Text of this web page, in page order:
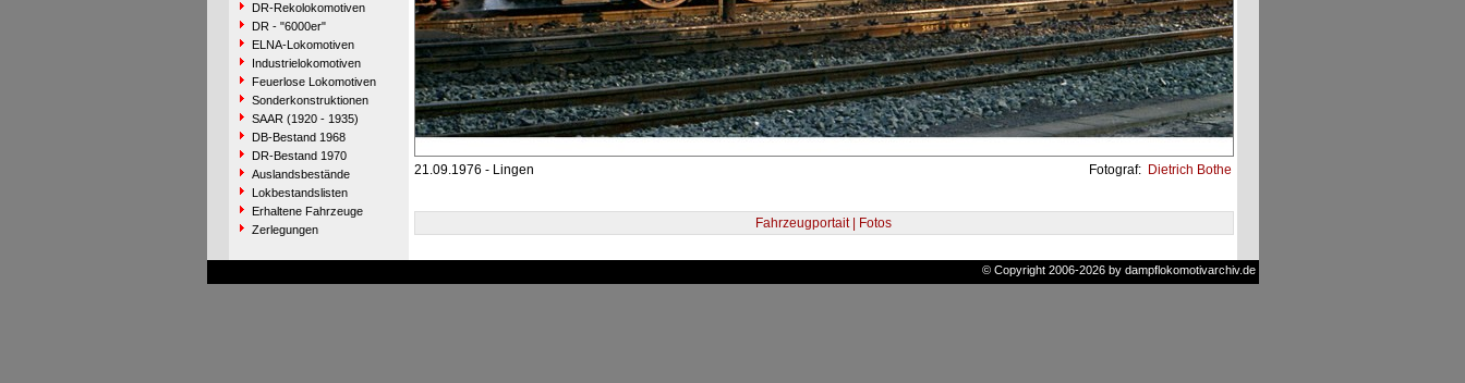
DR-Rekolokomotiven
DR - "6000er"
ELNA-Lokomotiven
Industrielokomotiven
Feuerlose Lokomotiven
Sonderkonstruktionen
SAAR (1920 - 1935)
DB-Bestand 1968
DR-Bestand 1970
Auslandsbestände
Lokbestandslisten
Erhaltene Fahrzeuge
Zerlegungen
21.09.1976 - Lingen Fotograf: Dietrich Bothe
Fahrzeugportait | Fotos
© Copyright 2006-2026 by dampflokomotivarchiv.de